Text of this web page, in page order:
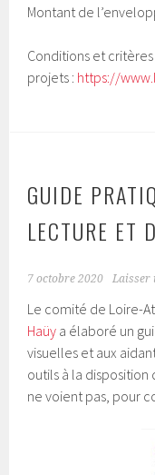
Montant de
Conditions et
projets : https://
GUIDE
LECTURE ET
7 octobre 2020 Laisser
Le comité de Loire-
Haüy a élaboré un
visuelles et aux
outils à la
ne voient pas, pour